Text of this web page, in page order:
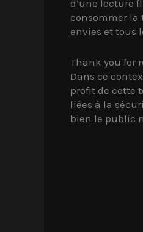
d’une lecture
consommer la
envies et tous
Thank you for
Dans ce
profit de cette
liées à la
bien le public